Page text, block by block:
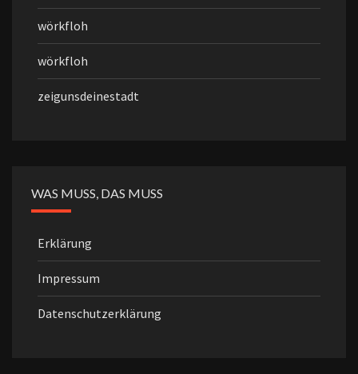
wörkfloh
wörkfloh
zeigunsdeinestadt
WAS MUSS, DAS MUSS
Erklärung
Impressum
Datenschutzerklärung